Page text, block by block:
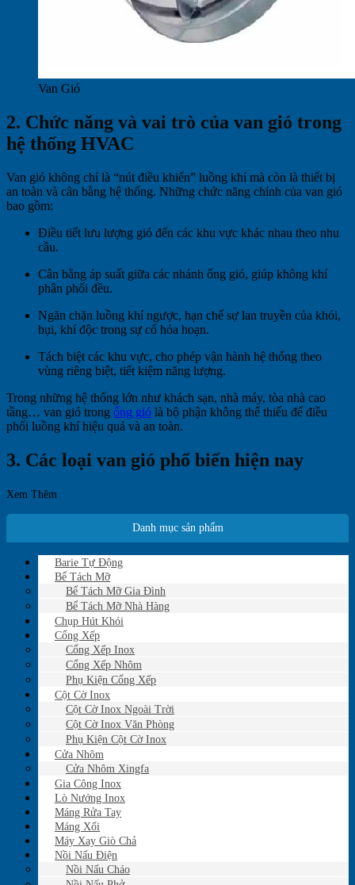
Van Gió
2. Chức năng và vai trò của van gió trong
hệ thống HVAC
Van gió không chỉ là “nút điều khiển” luồng khí mà còn là thiết bị
an toàn và cân bằng hệ thống. Những chức năng chính của van gió
bao gồm:
Điều tiết lưu lượng gió đến các khu vực khác nhau theo nhu
cầu.
Cân bằng áp suất giữa các nhánh ống gió, giúp không khí
phân phối đều.
Ngăn chặn luồng khí ngược, hạn chế sự lan truyền của khói,
bụi, khí độc trong sự cố hỏa hoạn.
Tách biệt các khu vực, cho phép vận hành hệ thống theo
vùng riêng biệt, tiết kiệm năng lượng.
Trong những hệ thống lớn như khách sạn, nhà máy, tòa nhà cao
tầng… van gió trong ống gió là bộ phận không thể thiếu để điều
phối luồng khí hiệu quả và an toàn.
3. Các loại van gió phổ biến hiện nay
Xem Thêm
Danh mục sản phẩm
Barie Tự Động
Bể Tách Mỡ
Bể Tách Mỡ Gia Đình
Bể Tách Mỡ Nhà Hàng
Chụp Hút Khói
Cổng Xếp
Cổng Xếp Inox
Cổng Xếp Nhôm
Phụ Kiện Cổng Xếp
Cột Cờ Inox
Cột Cờ Inox Ngoài Trời
Cột Cờ Inox Văn Phòng
Phụ Kiện Cột Cờ Inox
Cửa Nhôm
Cửa Nhôm Xingfa
Gia Công Inox
Lò Nướng Inox
Máng Rửa Tay
Máng Xối
Máy Xay Giò Chả
Nồi Nấu Điện
Nồi Nấu Cháo